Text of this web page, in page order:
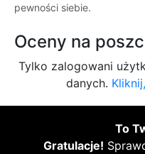
pewności siebie.
Oceny na
Tylko zalogowani
danych.
To
Gratulacje!